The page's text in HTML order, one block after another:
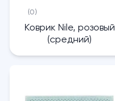
(0)
Коврик Nile, розовый
(средний)